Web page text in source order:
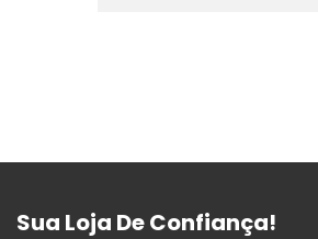
Sua Loja De Confiança!